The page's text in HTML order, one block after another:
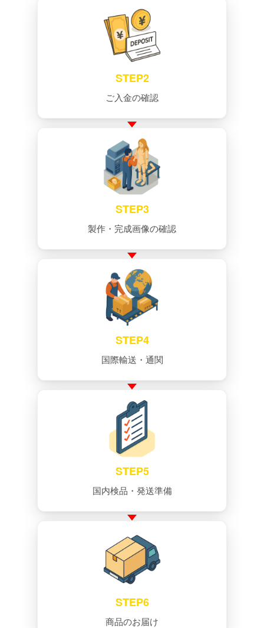
STEP2
ご入金の確認
STEP3
製作・完成画像の確認
STEP4
国際輸送・通関
STEP5
国内検品・発送準備
STEP6
商品のお届け